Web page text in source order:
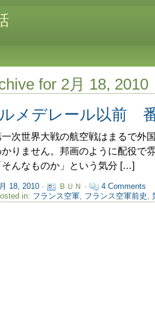
for 2月 18, 2010
メデレール以前
次世界大戦の航空戦はまるで外
かりません。邦画のように配役で
そんなものか」という気分 […]
18, 2010 · ＢＵＮ ·
4 Comments
in: フランス空軍, フランス空軍前史 ,